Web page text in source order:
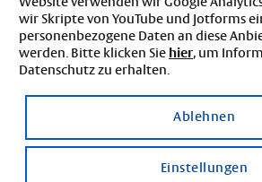
Tel: 0221 3388-0
info@fvs-stiftung.de
Rechtliches
Impressum
Datenschutz
Datenschutzeinstellungen
wir Skripte von YouTube und Jotforms
personenbezogene Daten an diese
werden. Bitte klicken Sie hier, um
Datenschutz zu erhalten.
Ablehnen
Einstellungen